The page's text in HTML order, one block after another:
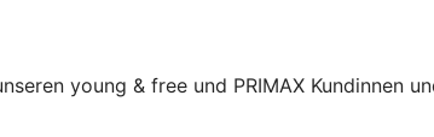
young & free und PRIMAX Kundinnen